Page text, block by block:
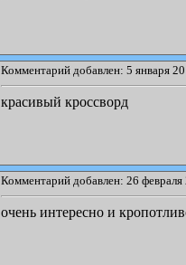
Комментарий добавлен: 5 января
красивый кроссворд
Комментарий добавлен: 26
очень интересно и